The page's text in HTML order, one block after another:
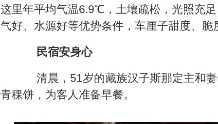
这里年平均气温6.9℃，土壤疏松，光照充
气好、水源好等优势条件，车厘子甜度、脆
民宿安身心
清晨，51岁的藏族汉子斯那定主和妻
青稞饼，为客人准备早餐。